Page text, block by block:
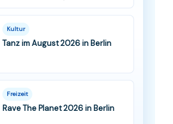
Kultur
Tanz im August 2026 in Berlin
Freizeit
Rave The Planet 2026 in Berlin